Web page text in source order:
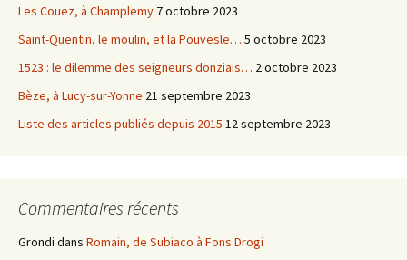
Les Couez, à Champlemy 7 octobre 2023
Saint-Quentin, le moulin, et la Pouvesle… 5 octobre 2023
1523 : le dilemme des seigneurs donziais… 2 octobre 2023
Bèze, à Lucy-sur-Yonne 21 septembre 2023
Liste des articles publiés depuis 2015 12 septembre 2023
Commentaires récents
Grondi dans Romain, de Subiaco à Fons Drogi